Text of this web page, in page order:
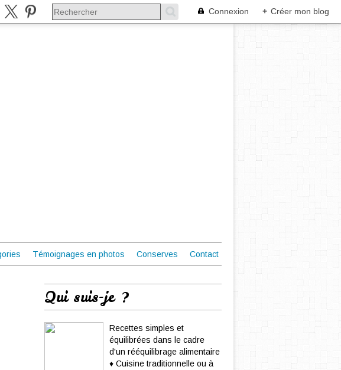
Connexion + Créer mon blog
Témoignages en photos Conserves Contact
Qui suis-je ?
Recettes simples et
équilibrées dans le cadre
d'un rééquilibrage alimentaire
♦ Cuisine traditionnelle ou à